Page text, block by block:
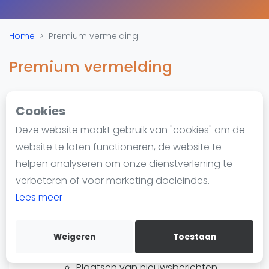
Cookies
Deze website maakt gebruik van "cookies" om de
website te laten functioneren, de website te
helpen analyseren om onze dienstverlening te
verbeteren of voor marketing doeleindes.
Lees meer
Weigeren Toestaan
Blog artikelen
Vragen over padel
Overige
Informatie
Over ons
Contact
Adverteren
Insights
WhatsApp
Join WhatsApp Community
Home Premium vermelding
Premium vermelding
De padellocaties die dat willen we kunnen we
voorzien van het label "Premium". Wat krijg je
voor een premium membership:
Zelf aanpassen van de data op
padelgids.nlmiddels een account:
automatische routebeschrijving
Koppeling van sociale media
Wervende tekst over de locatie